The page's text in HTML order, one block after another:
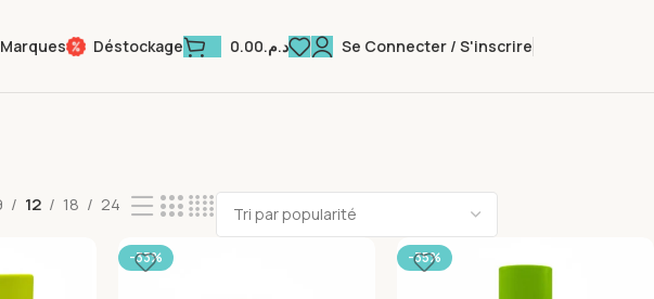
Déstockage د.م.0.00 Se Connecter / S'inscrire
12 18 24
-33% -35%